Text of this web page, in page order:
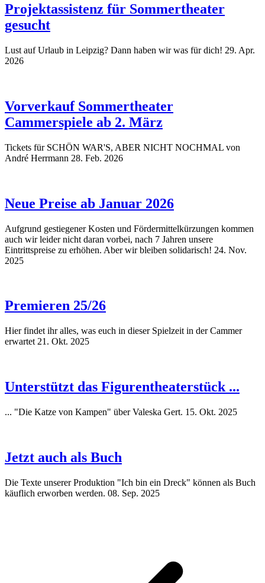
Projektassistenz für Sommertheater
gesucht
Lust auf Urlaub in Leipzig? Dann haben wir was für dich! 29. Apr.
2026
Vorverkauf Sommertheater
Cammerspiele ab 2. März
Tickets für SCHÖN WAR'S, ABER NICHT NOCHMAL von
André Herrmann 28. Feb. 2026
Neue Preise ab Januar 2026
Aufgrund gestiegener Kosten und Fördermittelkürzungen kommen
auch wir leider nicht daran vorbei, nach 7 Jahren unsere
Eintrittspreise zu erhöhen. Aber wir bleiben solidarisch! 24. Nov.
2025
Premieren 25/26
Hier findet ihr alles, was euch in dieser Spielzeit in der Cammer
erwartet 21. Okt. 2025
Unterstützt das Figurentheaterstück ...
... "Die Katze von Kampen" über Valeska Gert. 15. Okt. 2025
Jetzt auch als Buch
Die Texte unserer Produktion "Ich bin ein Dreck" können als Buch
käuflich erworben werden. 08. Sep. 2025